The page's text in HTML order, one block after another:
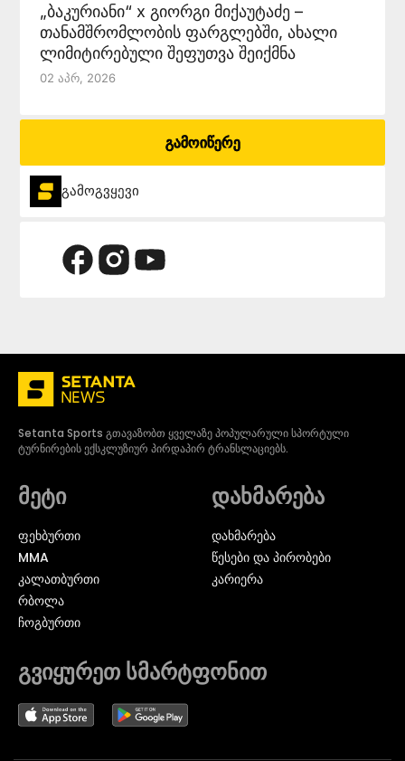
„ბაკურიანი“ x გიორგი მიქაუტაძე –
თანამშრომლობის ფარგლებში, ახალი
ლიმიტირებული შეფუთვა შეიქმნა
02 Აპრ, 2026
გამოიწერე
გამოგვყევი
Setanta Sports გთავაზობთ ყველაზე პოპულარული სპორტული
ტურნირების ექსკლუზიურ პირდაპირ ტრანსლაციებს.
მეტი
ᲤᲔᲮᲑᲣᲠᲗᲘ
MMA
ᲙᲐᲚᲐᲗᲑᲣᲠᲗᲘ
ᲠᲑᲝᲚᲐ
ᲩᲝᲒᲑᲣᲠᲗᲘ
დახმარება
დახმარება
წესები და პირობები
კარიერა
გვიყურეთ სმარტფონით